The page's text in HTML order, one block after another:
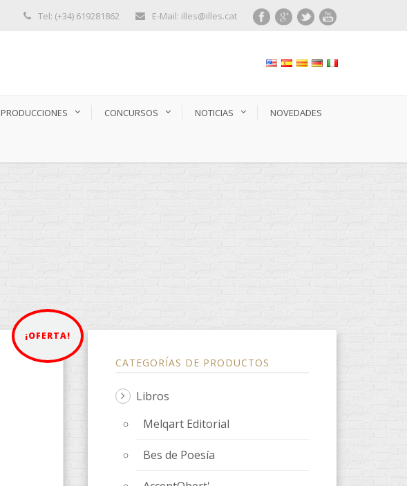
Tel: (+34) 619281862 E-Mail: illes@illes.cat
PRODUCCIONES CONCURSOS NOTICIAS NOVEDADES
¡OFERTA!
CATEGORÍAS DE PRODUCTOS
Libros
Melqart Editorial
Bes de Poesía